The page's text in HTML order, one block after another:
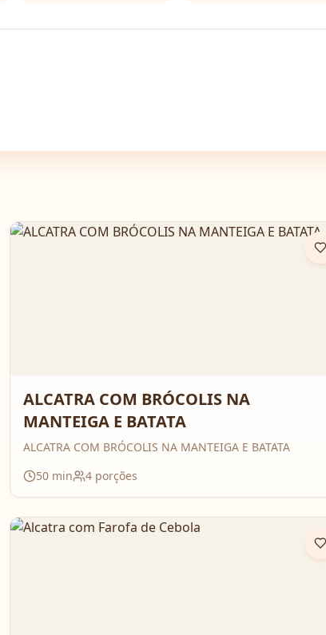
ALCATRA COM BRÓCOLIS NA
MANTEIGA E BATATA
ALCATRA COM BRÓCOLIS NA MANTEIGA E BATATA
50 min 4 porções